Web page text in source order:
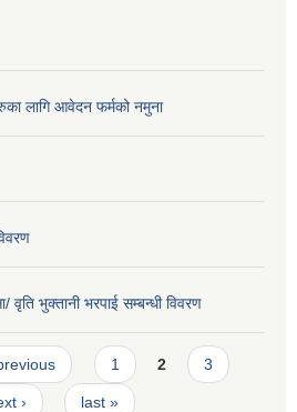
लागि आवेदन फर्मको नमुना
वृति भुक्तानी भरपाई सम्बन्धी विवरण
1 2 3
› last »